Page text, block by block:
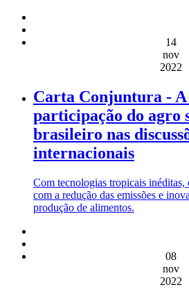
14
nov
2022
Carta Conjuntura -
participação do agro
brasileiro nas
internacionais
Com tecnologias tropicais
com a redução das emissões e
produção de alimentos.
08
nov
2022